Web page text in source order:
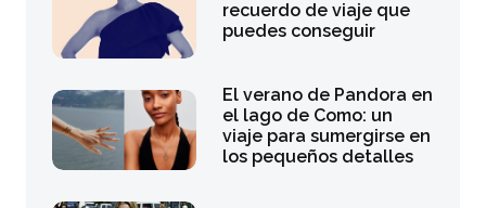
recuerdo de viaje que
puedes conseguir
El verano de Pandora en
el lago de Como: un
viaje para sumergirse en
los pequeños detalles